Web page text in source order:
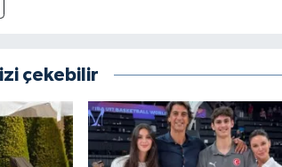
çekebilir